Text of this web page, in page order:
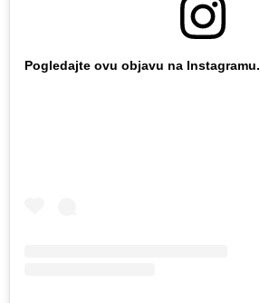
Pogledajte ovu objavu na Instagramu.